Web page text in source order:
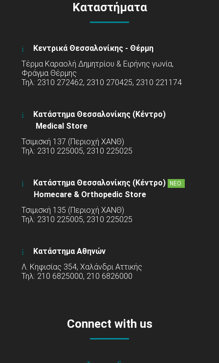
Καταστήματα
Κεντρικά Θεσσαλονίκης - Θέρμη
Τέρμα Καραολή Δημητρίου & Ειρήνης γωνία,
Φράγμα Θέρμης
Τηλ: 2310 272462, 2310 270425, 2310 221174
Κατάστημα Θεσσαλονίκης (Κέντρο)
Medical Store
Τσιμισκή 137 (Περιοχή ΧΑΝΘ)
Τηλ: 2310 225005, 2310 225025
Κατάστημα Θεσσαλονίκης (Κέντρο) ΝΕΟ
Homecare & Orthopedic Store
Τσιμισκή 135 (Περιοχή ΧΑΝΘ)
Τηλ: 2310 225005, 2310 225025
Κατάστημα Αθηνών
Λ. Κηφισίας 354, Χαλάνδρι Αττικής
Τηλ: 210 6825000, 210 6826000
Connect with us